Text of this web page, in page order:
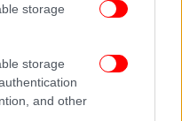
storage
storage
and other
έχουν
ένα σημαντικό βήμα
σχέσης μεταξύ
σημείωσε ο
και